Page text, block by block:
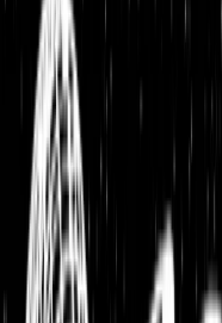
Bayer Update: Der
von seinen Altlasten